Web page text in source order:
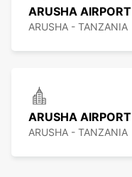
ARUSHA AIRPORT
ARUSHA - TANZANIA
ARUSHA AIRPORT
ARUSHA - TANZANIA